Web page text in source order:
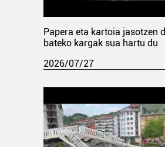
Papera eta kartoia jasotzen
bateko kargak sua hartu du
2026/07/27